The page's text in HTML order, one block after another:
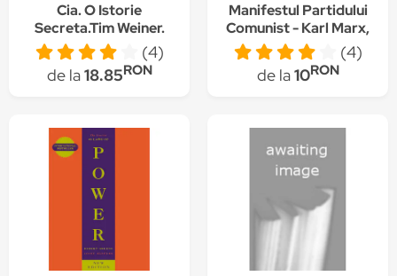
Cia. O Istorie
Secreta.Tim Weiner.
Carte Pentru Toti. Vol.
93 Tim Weiner
(4)
de la18.85RON
Manifestul Partidului
Comunist - Karl Marx,
Friedrich Engels(4)
de la10RON